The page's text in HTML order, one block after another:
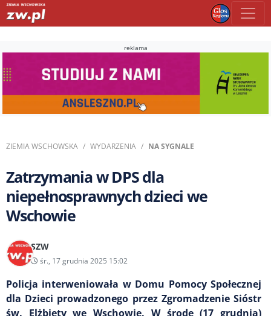
reklama
ZIEMIA WSCHOWSKA WYDARZENIA NA SYGNALE
Zatrzymania w DPS dla
niepełnosprawnych dzieci we
Wschowie
SZW
śr., 17 grudnia 2025 15:02
Policja interweniowała w Domu Pomocy Społecznej
dla Dzieci prowadzonego przez Zgromadzenie Sióstr
św. Elżbiety we Wschowie. W środę (17 grudnia)